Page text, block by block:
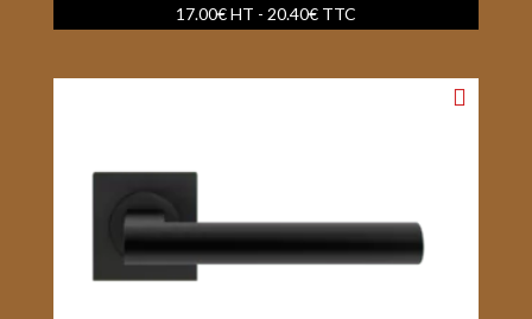
17.00€HT - 20.40€TTC